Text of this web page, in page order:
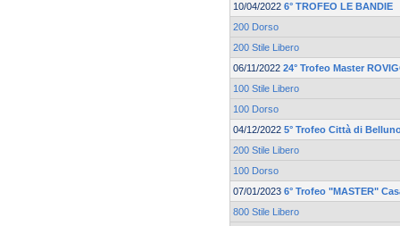
10/04/2022 6° TROFEO LE BANDIE
200 Dorso
200 Stile Libero
06/11/2022 24° Trofeo Master
100 Stile Libero
100 Dorso
04/12/2022 5° Trofeo Città di
200 Stile Libero
100 Dorso
07/01/2023 6° Trofeo "MASTER"
800 Stile Libero